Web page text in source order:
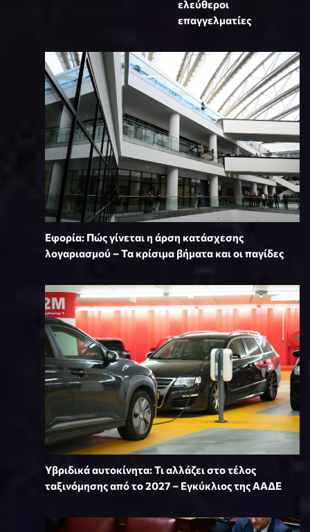
ελεύθεροι
επαγγελματίες
Εφορία: Πώς γίνεται η άρση κατάσχεσης
λογαριασμού – Τα κρίσιμα βήματα και οι παγίδες
Υβριδικά αυτοκίνητα: Τι αλλάζει στο τέλος
ταξινόμησης από το 2027 – Εγκύκλιος της ΑΑΔΕ